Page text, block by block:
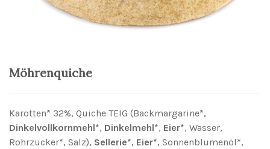
Möhrenquiche
Karotten* 32%, Quiche TEIG (Backmargarine*,
Dinkelvollkornmehl*, Dinkelmehl*, Eier*, Wasser,
Rohrzucker*, Salz), Sellerie*, Eier*, Sonnenblumenöl*,